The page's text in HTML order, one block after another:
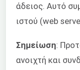
άδειος. Αυτό
ιστού (web
Σημείωση:
ανοιχτή και